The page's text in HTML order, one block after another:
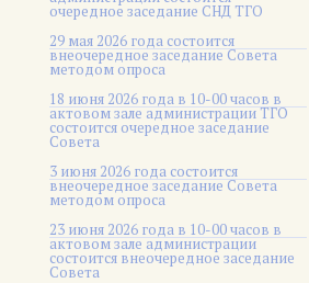
очередное заседание СНД ТГО
29 мая 2026 года состоится
внеочередное заседание Совета
методом опроса
18 июня 2026 года в 10-00 часов в
актовом зале администрации ТГО
состоится очередное заседание
Совета
3 июня 2026 года состоится
внеочередное заседание Совета
методом опроса
23 июня 2026 года в 10-00 часов в
актовом зале администрации
состоится внеочередное заседание
Совета